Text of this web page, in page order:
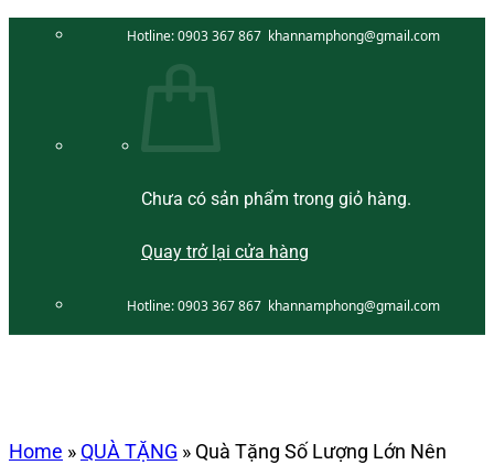
Hotline:0903 367 867 khannamphong@gmail.com
Chưa có sản phẩm trong giỏ hàng.
Quay trở lại cửa hàng
Hotline:0903 367 867 khannamphong@gmail.com
Home » QUÀ TẶNG » Quà Tặng Số Lượng Lớn Nên